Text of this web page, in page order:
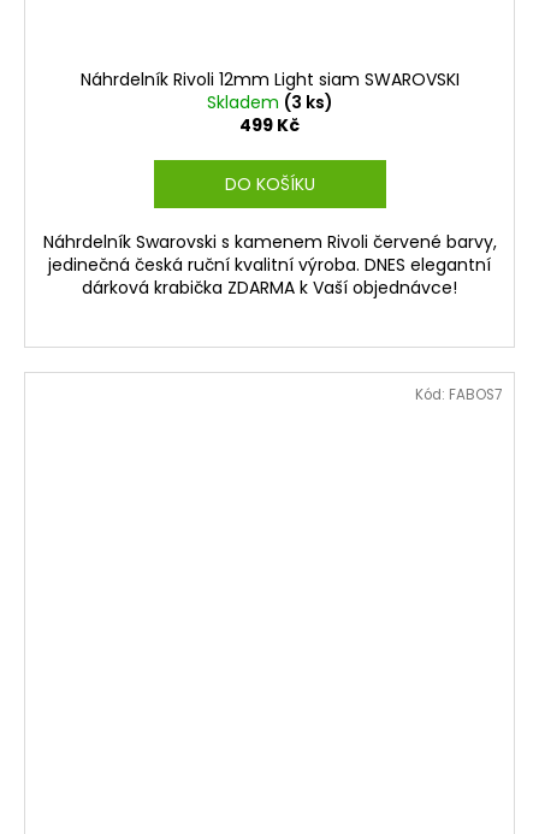
Náhrdelník Rivoli 12mm Light siam SWAROVSKI
Skladem (3 ks)
499 Kč
DO KOŠÍKU
Náhrdelník Swarovski s kamenem Rivoli červené barvy,
jedinečná česká ruční kvalitní výroba. DNES elegantní
dárková krabička ZDARMA k Vaší objednávce!
Kód: FABOS7